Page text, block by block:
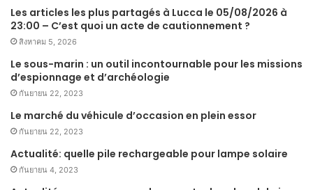
Les articles les plus partagés à Lucca le 05/08/2026 à
23:00 – C’est quoi un acte de cautionnement ?
สิงหาคม 5, 2026
Le sous-marin : un outil incontournable pour les missions
d’espionnage et d’archéologie
กันยายน 22, 2023
Le marché du véhicule d’occasion en plein essor
กันยายน 22, 2023
Actualité: quelle pile rechargeable pour lampe solaire
กันยายน 4, 2023